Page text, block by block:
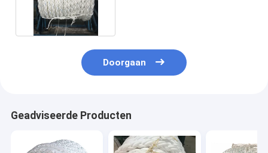
Doorgaan
Geadviseerde Producten